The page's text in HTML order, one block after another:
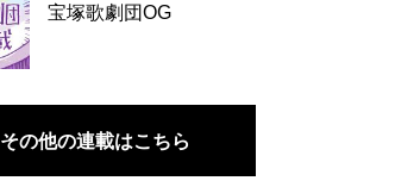
宝塚歌劇団OG
その他の連載はこちら